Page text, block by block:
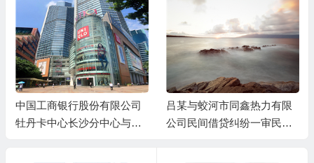
中国工商银行股份有限公司
牡丹卡中心长沙分中心与谷
吕某与蛟河市同鑫热力有限
公司民间借贷纠纷一审民事